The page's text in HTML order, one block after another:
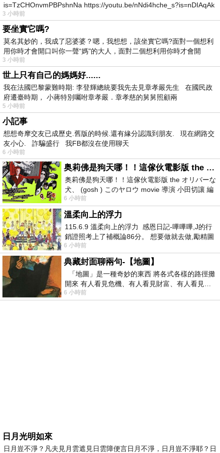
is=TzCHOnvmPBPshnNa https://youtu.be/nNdi4hche_s?is=nDIAqAk
3 小時前
要坐實它嗎?
莫名其妙的，我成了惡婆婆？嗯，我想想，該坐實它嗎?面對一個想利
用你時才會開口叫你一聲“媽"的大人，面對二個想利用你時才會開
3 小時前
世上只有自己的媽媽好......
我在法國巴黎蒙難時期: 李登輝總統要我先去見章孝嚴先生 在國民政
府遷臺時期， 小蔣特別囑咐章孝嚴．章孝慈的舅舅照顧兩
5 小時前
小記事
想想奇摩交友已成歷史.舊版的時候.還有緣分認識到朋友. 現在網路交
友小心. 詐騙盛行 我FB都沒在使用聊天
6 小時前
奥莉佛是狗天哪！！這傢伙電影版 the オリバーな犬、 (gosh ) このヤロウ movie
奥莉佛是狗天哪！！這傢伙電影版 the オリバーな
犬、 (gosh ) このヤロウ movie 導演 小田切讓 編
劇: 小田切讓 主演: 小田切讓
6 小時前
溫柔向上的浮力
115.6.9 溫柔向上的浮力 感恩日記-嗶嗶嗶,J的行
銷證照考上了補概論86分。 想要做就去做,勵精圖
治大成功,也是表法,堅持和努力
6 小時前
典藏封面聊兩句-【地圖】
「地圖」是一種奇妙的東西 將各式各樣的路徑攤
開來 有人看見危機、有人看見財富、有人看見…
從中可以發掘出不同的
6 小時前
日月光明如來
日月豈不淨？凡夫見月雲遮見日雲障便言日月不淨，日月豈不淨耶？日